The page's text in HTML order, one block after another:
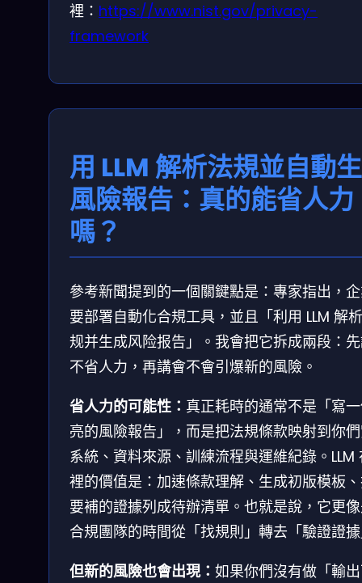
裡： https://www.nist.gov/privacy-
framework
用 LLM 解析法規並自動
風險報告：真的能省人力
嗎？
參考新聞提到的一個關鍵點是：專家指出，
要部署自動化合規工具，並且「利用 LLM 解
规并生成风险报告」。我會把它拆成兩段：
不省人力，再講會不會引爆新的風險。
省人力的可能性： 真正耗時的通常不是「寫
亮的風險報告」，而是把法規條款映射到你
系統、資料來源、訓練流程與運維紀錄。LLM
裡的價值是：加速條款理解、生成初版模板
要補的證據列成待辦清單。也就是說，它更
合規團隊的時間從「找規則」轉去「驗證證
但新的風險也會出現： 如果你們沒有做「輸